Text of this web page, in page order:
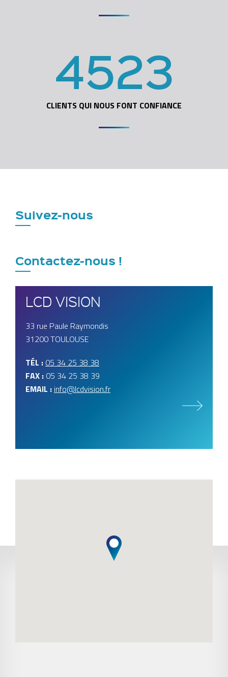
4523
CLIENTS QUI NOUS FONT CONFIANCE
Suivez-nous
Contactez-nous !
LCD VISION
33 rue Paule Raymondis
31200 TOULOUSE
TÉL : 05 34 25 38 38
FAX : 05 34 25 38 39
EMAIL : info@lcdvision.fr